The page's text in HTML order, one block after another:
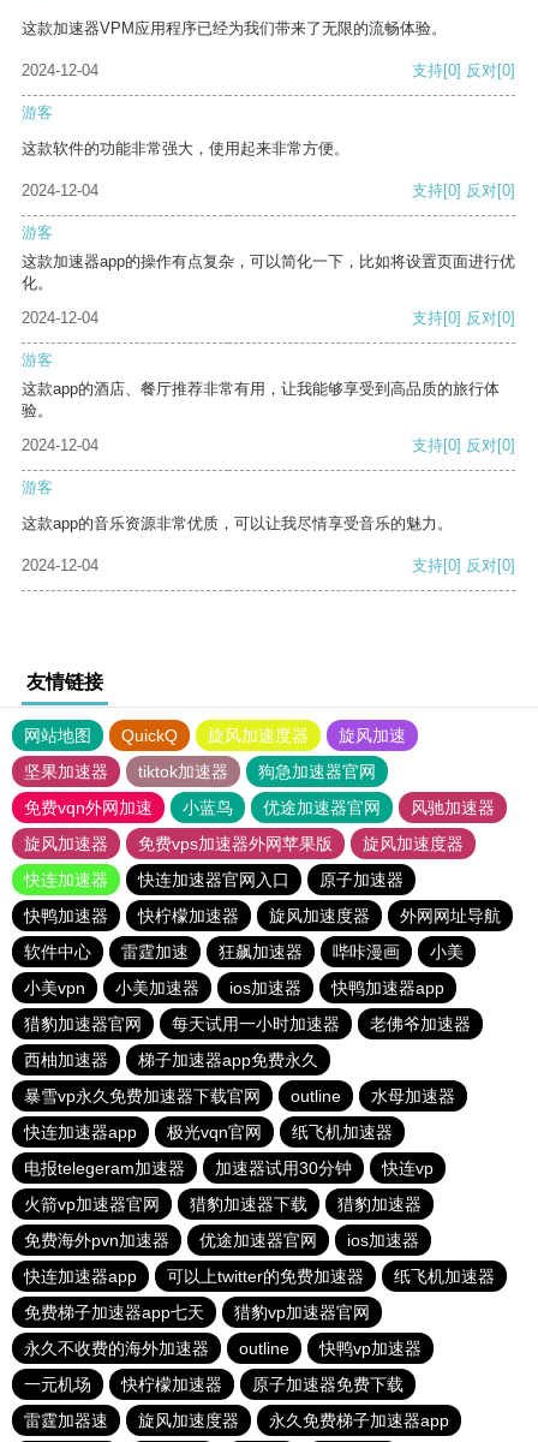
这款加速器VPM应用程序已经为我们带来了无限的流畅体验。
2024-12-04 支持[0] 反对[0]
游客
这款软件的功能非常强大，使用起来非常方便。
2024-12-04 支持[0] 反对[0]
游客
这款加速器app的操作有点复杂，可以简化一下，比如将设置页面进行优
化。
2024-12-04
支持[0] 反对[0]
游客
这款app的酒店、餐厅推荐非常有用，让我能够享受到高品质的旅行体
验。
2024-12-04
支持[0] 反对[0]
游客
这款app的音乐资源非常优质，可以让我尽情享受音乐的魅力。
2024-12-04 支持[0] 反对[0]
友情链接
网站地图 QuickQ 旋风加速度器
旋风加速
坚果加速器
tiktok加速器
狗急加速器官网
免费vqn外网加速
小蓝鸟 优途加速器官网
风驰加速器
旋风加速器
免费vps加速器外网苹果版
旋风加速度器
快连加速器
快连加速器官网入口
原子加速器
快鸭加速器
快柠檬加速器 旋风加速度器
外网网址导航
软件中心
雷霆加速 狂飙加速器 哔咔漫画
小美
小美vpn
小美加速器 ios加速器
快鸭加速器app
猎豹加速器官网
每天试用一小时加速器
老佛爷加速器
西柚加速器
梯子加速器app免费永久
暴雪vp永久免费加速器下载官网
outline
水母加速器
快连加速器app
极光vqn官网
纸飞机加速器
电报telegeram加速器
加速器试用30分钟
快连vp
火箭vp加速器官网
猎豹加速器下载
猎豹加速器
免费海外pvn加速器
优途加速器官网
ios加速器
快连加速器app
可以上twitter的免费加速器
纸飞机加速器
免费梯子加速器app七天
猎豹vp加速器官网
永久不收费的海外加速器
outline
快鸭vp加速器
一元机场
快柠檬加速器
原子加速器免费下载
雷霆加器速
旋风加速度器 永久免费梯子加速器app